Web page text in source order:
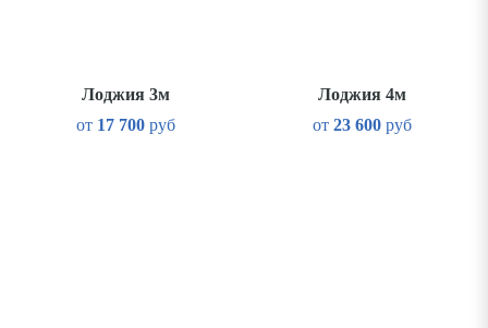
Лоджия 3м
от 17 700руб
Лоджия 4м
от23 600 руб